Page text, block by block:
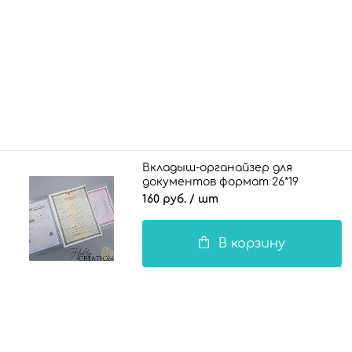
Вкладыш-органайзер для
документов формат 26*19
(складной) на 1 комплект
160 руб. / шт
В корзину